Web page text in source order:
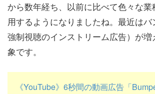
から数年経ち、以前に比べて色々な
用するようになりましたね。最近は
強制視聴のインストリーム広告）が
象です。
《YouTube》6秒間の動画広告「